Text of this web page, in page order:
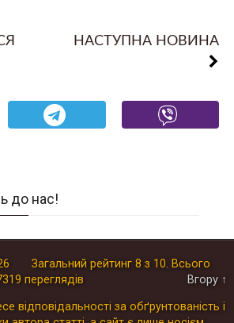
НАСТУПНА НОВИНА
Поділитися
Поділитися
до нас!
Загальний рейтинг 8 з 10. Всього
переглядів Вгору ↑
відповідальності за обґрунтованість і